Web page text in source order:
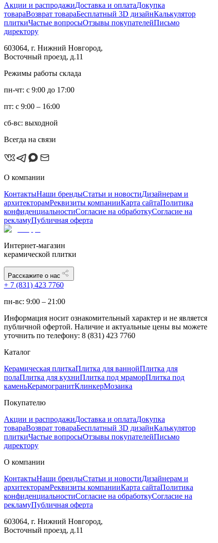
Акции и распродажиДоставка и оплатаДокупка
товараВозврат товараБесплатный 3D дизайнКалькулятор
плиткиЧастые вопросыОтзывы покупателейПисьмо
директору
603064, г. Нижний Новгород,
Восточный проезд, д.11
Режимы работы склада
пн-чт: с 9:00 до 17:00
пт: с 9:00 – 16:00
сб-вс: выходной
Всегда на связи
О компании
КонтактыНаши брендыСтатьи и новостиДизайнерам и
архитекторамРеквизиты компанииКарта сайтаПолитика
конфиденциальностиСогласие на обработкуСогласие на
рекламуПубличная оферта
Интернет-магазин
керамической плитки
Расскажите о нас
+ 7 (831) 423 7760
пн-вс: 9:00 – 21:00
Информация носит ознакомительный характер и не является
публичной офертой. Наличие и актуальные цены вы можете
уточнить по телефону: 8 (831) 423 7760
Каталог
Керамическая плиткаПлитка для ваннойПлитка для
полаПлитка для кухниПлитка под мраморПлитка под
каменьКерамогранитКлинкерМозаика
Покупателю
Акции и распродажиДоставка и оплатаДокупка
товараВозврат товараБесплатный 3D дизайнКалькулятор
плиткиЧастые вопросыОтзывы покупателейПисьмо
директору
О компании
КонтактыНаши брендыСтатьи и новостиДизайнерам и
архитекторамРеквизиты компанииКарта сайтаПолитика
конфиденциальностиСогласие на обработкуСогласие на
рекламуПубличная оферта
603064, г. Нижний Новгород,
Восточный проезд, д.11